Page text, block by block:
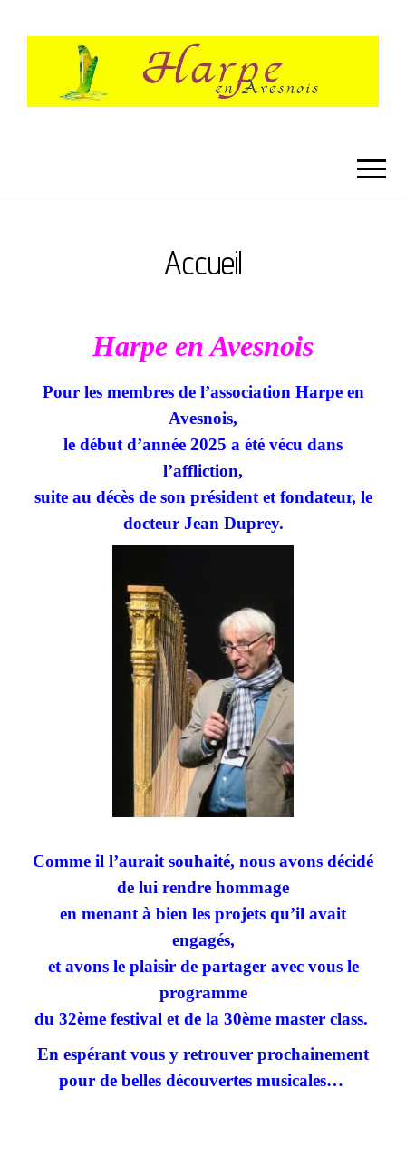
AVESNOIS
Accueil
Harpe en Avesnois
Pour les membres de l’association Harpe en
Avesnois,
le début d’année 2025 a été vécu dans
l’affliction,
suite au décès de son président et fondateur, le
docteur Jean Duprey.
Comme il l’aurait souhaité, nous avons décidé
de lui rendre hommage
en menant à bien les projets qu’il avait
engagés,
et avons le plaisir de partager avec vous le
programme
du 32ème festival et de la 30ème master class.
En espérant vous y retrouver prochainement
pour de belles découvertes musicales…